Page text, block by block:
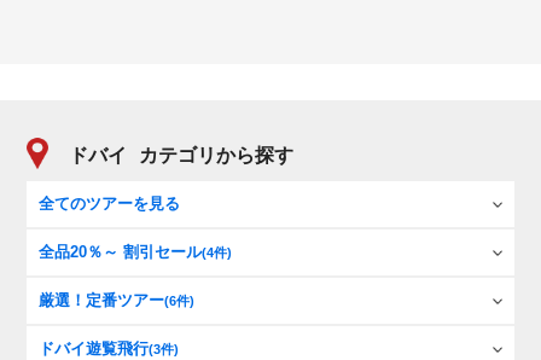
ドバイ カテゴリから探す
全てのツアーを見る
全品20％～ 割引セール(4件)
厳選！定番ツアー(6件)
ドバイ遊覧飛行(3件)